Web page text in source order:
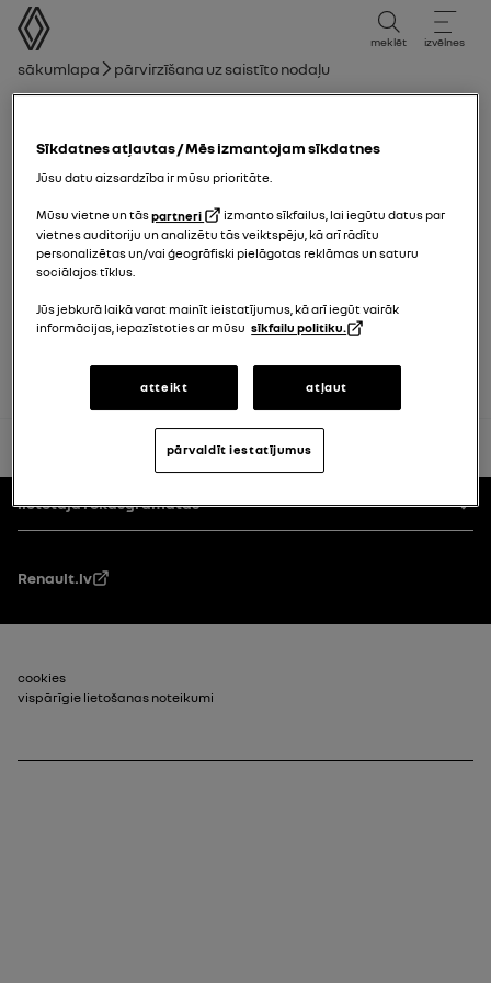
lietotāja rokasgrāmata
meklēt izvēlnes
navigācijas ceļš
Sākumlapa Pārvirzīšana uz saistīto nodaļu
AUTOMĀTISKĀ DURVJU AIZSLĒGŠANA
BRAUKŠANAS LAIKĀ
Manuālā gaisa kondicionēšanas sistēma
Automātiskā gaisa kondicionēšanas
sistēma
atpakaļ uz sākumu
lietotāja rokasgrāmatas
Renault.lv
footer_2
cookies
vispārīgie lietošanas noteikumi
Sīkdatnes atļautas / Mēs izmantojam sīkdatnes
Jūsu datu aizsardzība ir mūsu prioritāte.
Mūsu vietne un tāspartneri
izmanto sīkfailus, lai iegūtu datus par
vietnes auditoriju un analizētu tās veiktspēju, kā arī rādītu
personalizētas un/vai ģeogrāfiski pielāgotas reklāmas un saturu
sociālajos tīklus.
Jūs jebkurā laikā varat mainīt ieistatījumus, kā arī iegūt vairāk
informācijas, iepazīstoties ar mūsu sīkfailu politiku.
atteikt atļaut
pārvaldīt iestatījumus